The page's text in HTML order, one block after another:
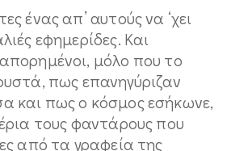
ένας απ’ αυτούς να ‘χει
εφημερίδες. Και
μόλο που το
πως επανηγύριζαν
και πως ο κόσμος εσήκωνε,
τους φαντάρους που
από τα γραφεία της